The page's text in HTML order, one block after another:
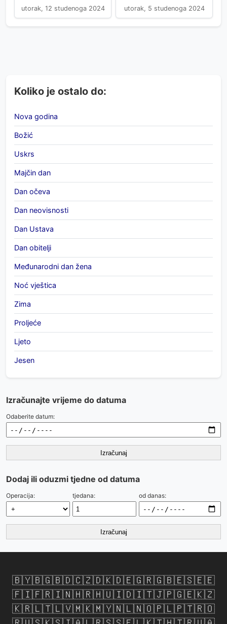
utorak, 12 studenoga 2024 utorak, 5 studenoga 2024
Koliko je ostalo do:
Nova godina
Božić
Uskrs
Majčin dan
Dan očeva
Dan neovisnosti
Dan Ustava
Dan obitelji
Međunarodni dan žena
Noć vještica
Zima
Proljeće
Ljeto
Jesen
Izračunajte vrijeme do datuma
Odaberite datum:
Izračunaj
Dodaj ili oduzmi tjedne od datuma
Operacija: tjedana: od danas:
Izračunaj
🇧🇾🇧🇬🇧🇩🇨🇿🇩🇰🇩🇪🇬🇷🇬🇧🇪🇸🇪🇪
🇫🇮🇫🇷🇮🇳🇭🇷🇭🇺🇮🇩🇮🇹🇯🇵🇬🇪🇰🇿
🇰🇷🇱🇹🇱🇻🇲🇰🇲🇾🇳🇱🇳🇴🇵🇱🇵🇹🇷🇴